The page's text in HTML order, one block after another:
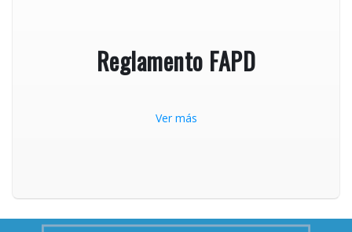
Reglamento FAPD
Ver más